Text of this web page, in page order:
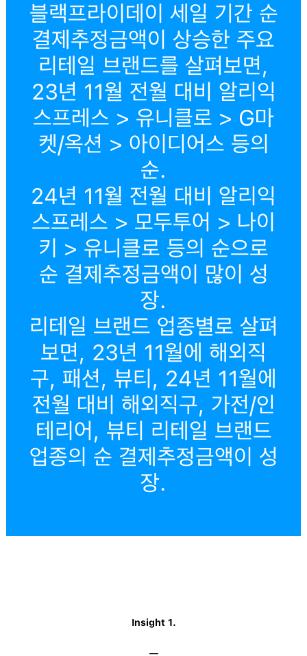
블랙프라이데이 세일 기간 순
결제추정금액이 상승한 주요
리테일 브랜드를 살펴보면,
23년 11월 전월 대비 알리익
스프레스 > 유니클로 > G마
켓/옥션 > 아이디어스 등의
순.
24년 11월 전월 대비 알리익
스프레스 > 모두투어 > 나이
키 > 유니클로 등의 순으로
순 결제추정금액이 많이 성
장.
리테일 브랜드 업종별로 살펴
보면, 23년 11월에 해외직
구, 패션, 뷰티, 24년 11월에
전월 대비 해외직구, 가전/인
테리어, 뷰티 리테일 브랜드
업종의 순 결제추정금액이 성
장.
Insight 1.
─